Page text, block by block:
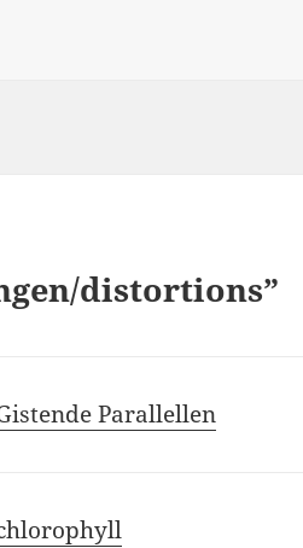
distortions”
Parallellen